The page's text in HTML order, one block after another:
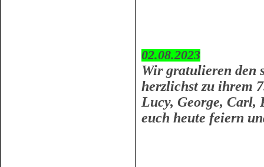
02.08.2023
Wir gratulieren den
herzlichst zu ihrem
Lucy, George, Carl,
euch heute feiern